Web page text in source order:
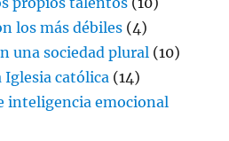
los más débiles (4)
una sociedad plural (10)
Iglesia católica (14)
inteligencia emocional